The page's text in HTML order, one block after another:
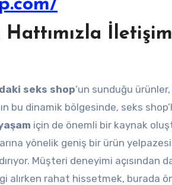
seks shop‘un sunduğu
bu dinamik bölgesinde, seks
için de önemli bir kaynak
yönelik geniş bir ürün
Müşteri deneyimi açısından
alırken rahat hissetmek, burada